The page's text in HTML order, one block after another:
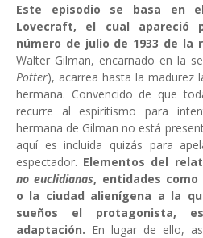
Este episodio se basa en
Lovecraft, el cual apareció
número de julio de 1933 de la
Walter Gilman, encarnado en la
Potter), acarrea hasta la madurez
hermana. Convencido de que
recurre al espiritismo para
hermana de Gilman no está
aquí es incluida quizás para
espectador. Elementos del
no euclidianas, entidades
o la ciudad alienígena a la
sueños el protagonista,
adaptación. En lugar de ello,